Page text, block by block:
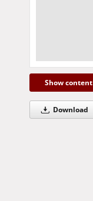
Show content
Download